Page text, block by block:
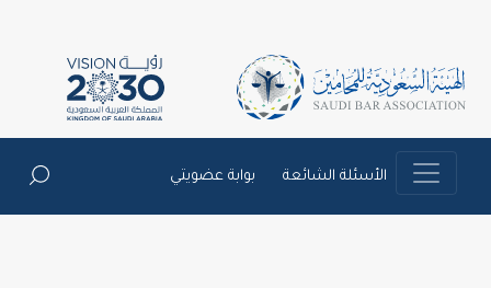
الأسئلة الشائعة بوابة عضويتي